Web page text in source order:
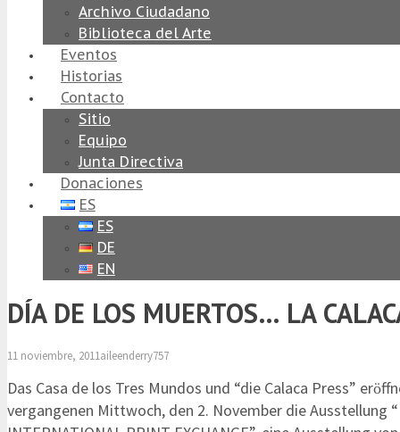
Archivo Ciudadano
Biblioteca del Arte
Eventos
Historias
Contacto
Sitio
Equipo
Junta Directiva
Donaciones
ES
ES
DE
EN
DÍA DE LOS MUERTOS… LA
11 noviembre, 2011aileenderry757
Das Casa de los Tres Mundos und “die Calaca Press” erö
vergangenen Mittwoch, den 2. November die Ausstellung